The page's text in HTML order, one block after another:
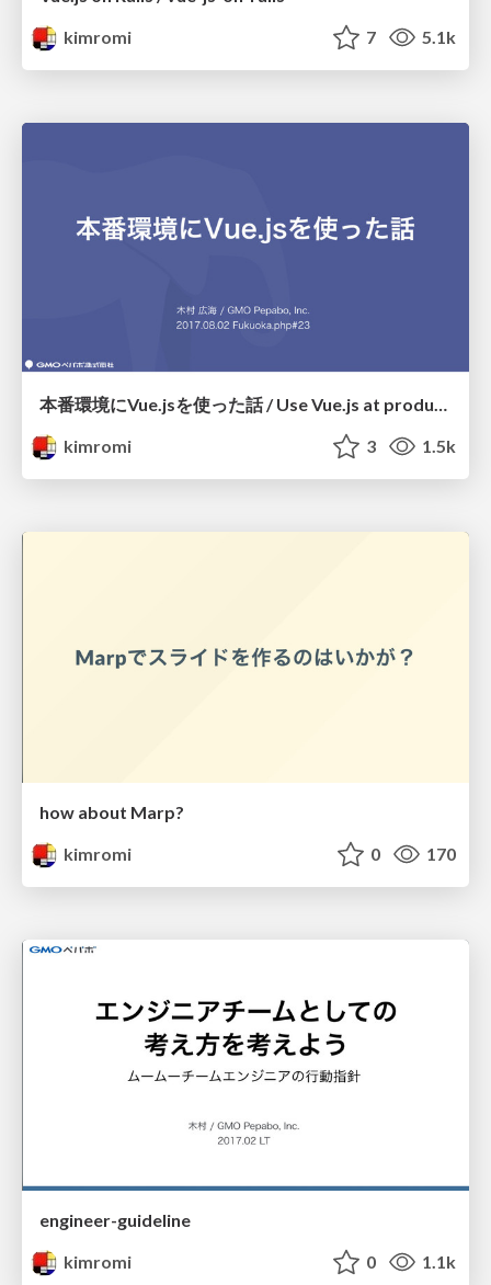
kimromi
7 5.1k
kimromi
3 1.5k
how about Marp?
kimromi
0 170
engineer-guideline
kimromi
0 1.1k